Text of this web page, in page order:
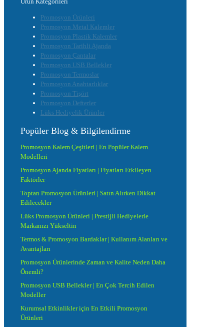
Promosyon Ürünleri
Promosyon Metal Kalemler
Promosyon Plastik Kalemler
Promosyon Tarihli Ajanda
Promosyon Çantalar
Promosyon USB Bellekler
Promosyon Termoslar
Promosyon Anahtarlıklar
Promosyon Tişört
Promosyon Defterler
Lüks Hediyelik Ürünler
Popüler Blog & Bilgilendirme
Promosyon Kalem Çeşitleri | En Popüler Kalem
Modelleri
Promosyon Ajanda Fiyatları | Fiyatları Etkileyen
Faktörler
Toptan Promosyon Ürünleri | Satın Alırken Dikkat
Edilecekler
Lüks Promosyon Ürünleri | Prestijli Hediyelerle
Markanızı Yükseltin
Termos & Promosyon Bardaklar | Kullanım Alanları ve
Avantajları
Promosyon Ürünlerinde Zaman ve Kalite Neden Daha
Önemli?
Promosyon USB Bellekler | En Çok Tercih Edilen
Modeller
Kurumsal Etkinlikler için En Etkili Promosyon
Ürünleri